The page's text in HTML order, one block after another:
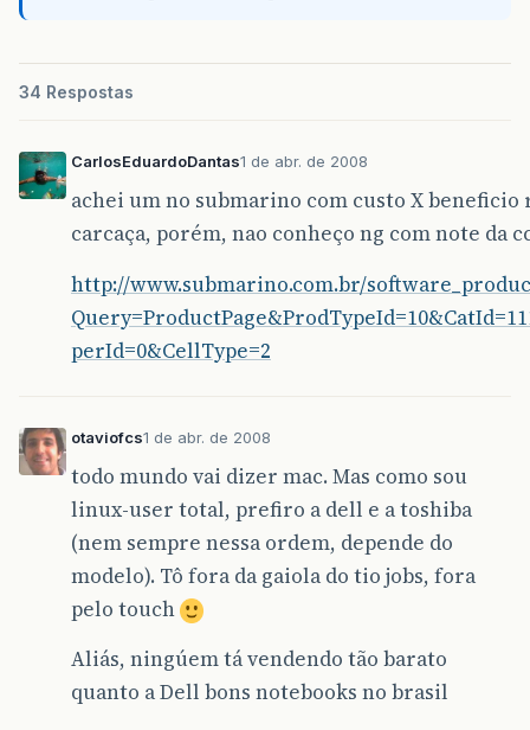
34 Respostas
CarlosEduardoDantas1 de abr. de 2008
achei um no submarino com custo X beneficio
carcaça, porém, nao conheço ng com note da
http://www.submarino.com.br/
perId=0&CellType=2
otaviofcs1 de abr. de 2008
todo mundo vai dizer mac. Mas como sou
linux-user total, prefiro a dell e a toshiba
(nem sempre nessa ordem, depende do
modelo). Tô fora da gaiola do tio jobs, fora
pelo touch
Aliás, ningúem tá vendendo tão barato
quanto a Dell bons notebooks no brasil